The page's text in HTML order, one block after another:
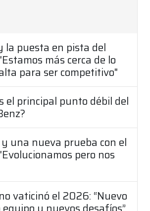
la puesta en pista del
más cerca de lo
para ser competitivo"
el principal punto débil del
una nueva prueba con el
pero nos
vaticinó el 2026: “Nuevo